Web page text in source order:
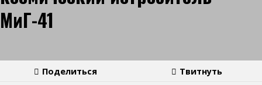
МиГ-41
Поделиться
Твитнуть